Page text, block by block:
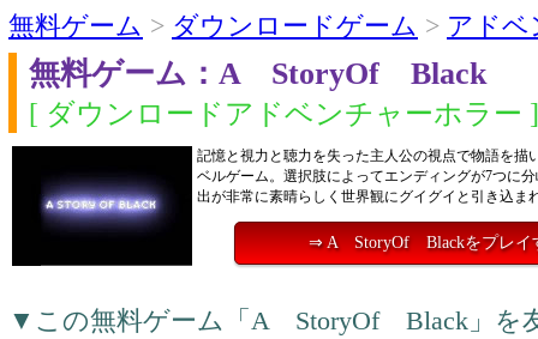
無料ゲーム > ダウンロードゲーム > アドベ
無料ゲーム：A StoryOf Black
[ ダウンロードアドベンチャーホラー ]
記憶と視力と聴力を失った主人公の視点で物語を描
ベルゲーム。選択肢によってエンディングが7つに
出が非常に素晴らしく世界観にグイグイと引き込ま
⇒ A StoryOf Blackをプレイ
▼この無料ゲーム「A StoryOf Black」を